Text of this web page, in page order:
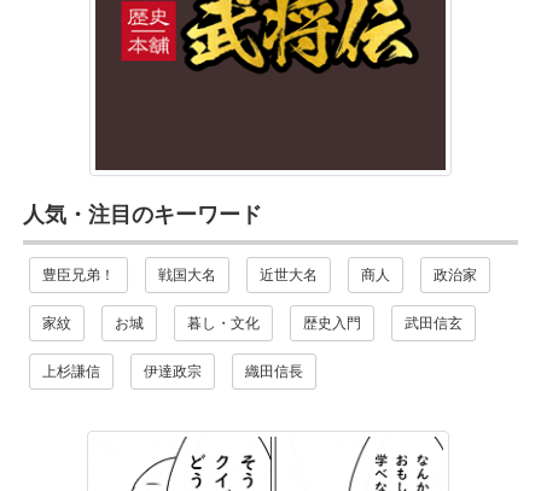
人気・注目のキーワード
豊臣兄弟！ 戦国大名 近世大名 商人 政治家
家紋 お城 暮し・文化 歴史入門 武田信玄
上杉謙信 伊達政宗 織田信長